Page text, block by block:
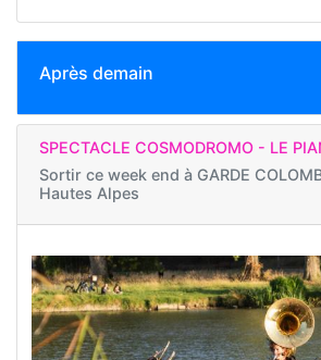
Après demain
SPECTACLE COSMODROMO - LE
Sortir ce week end à GARDE
Hautes Alpes